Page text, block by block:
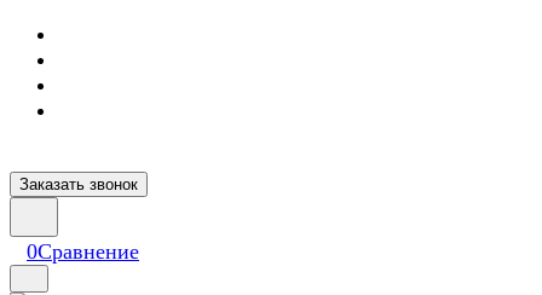
Заказать звонок
0Сравнение